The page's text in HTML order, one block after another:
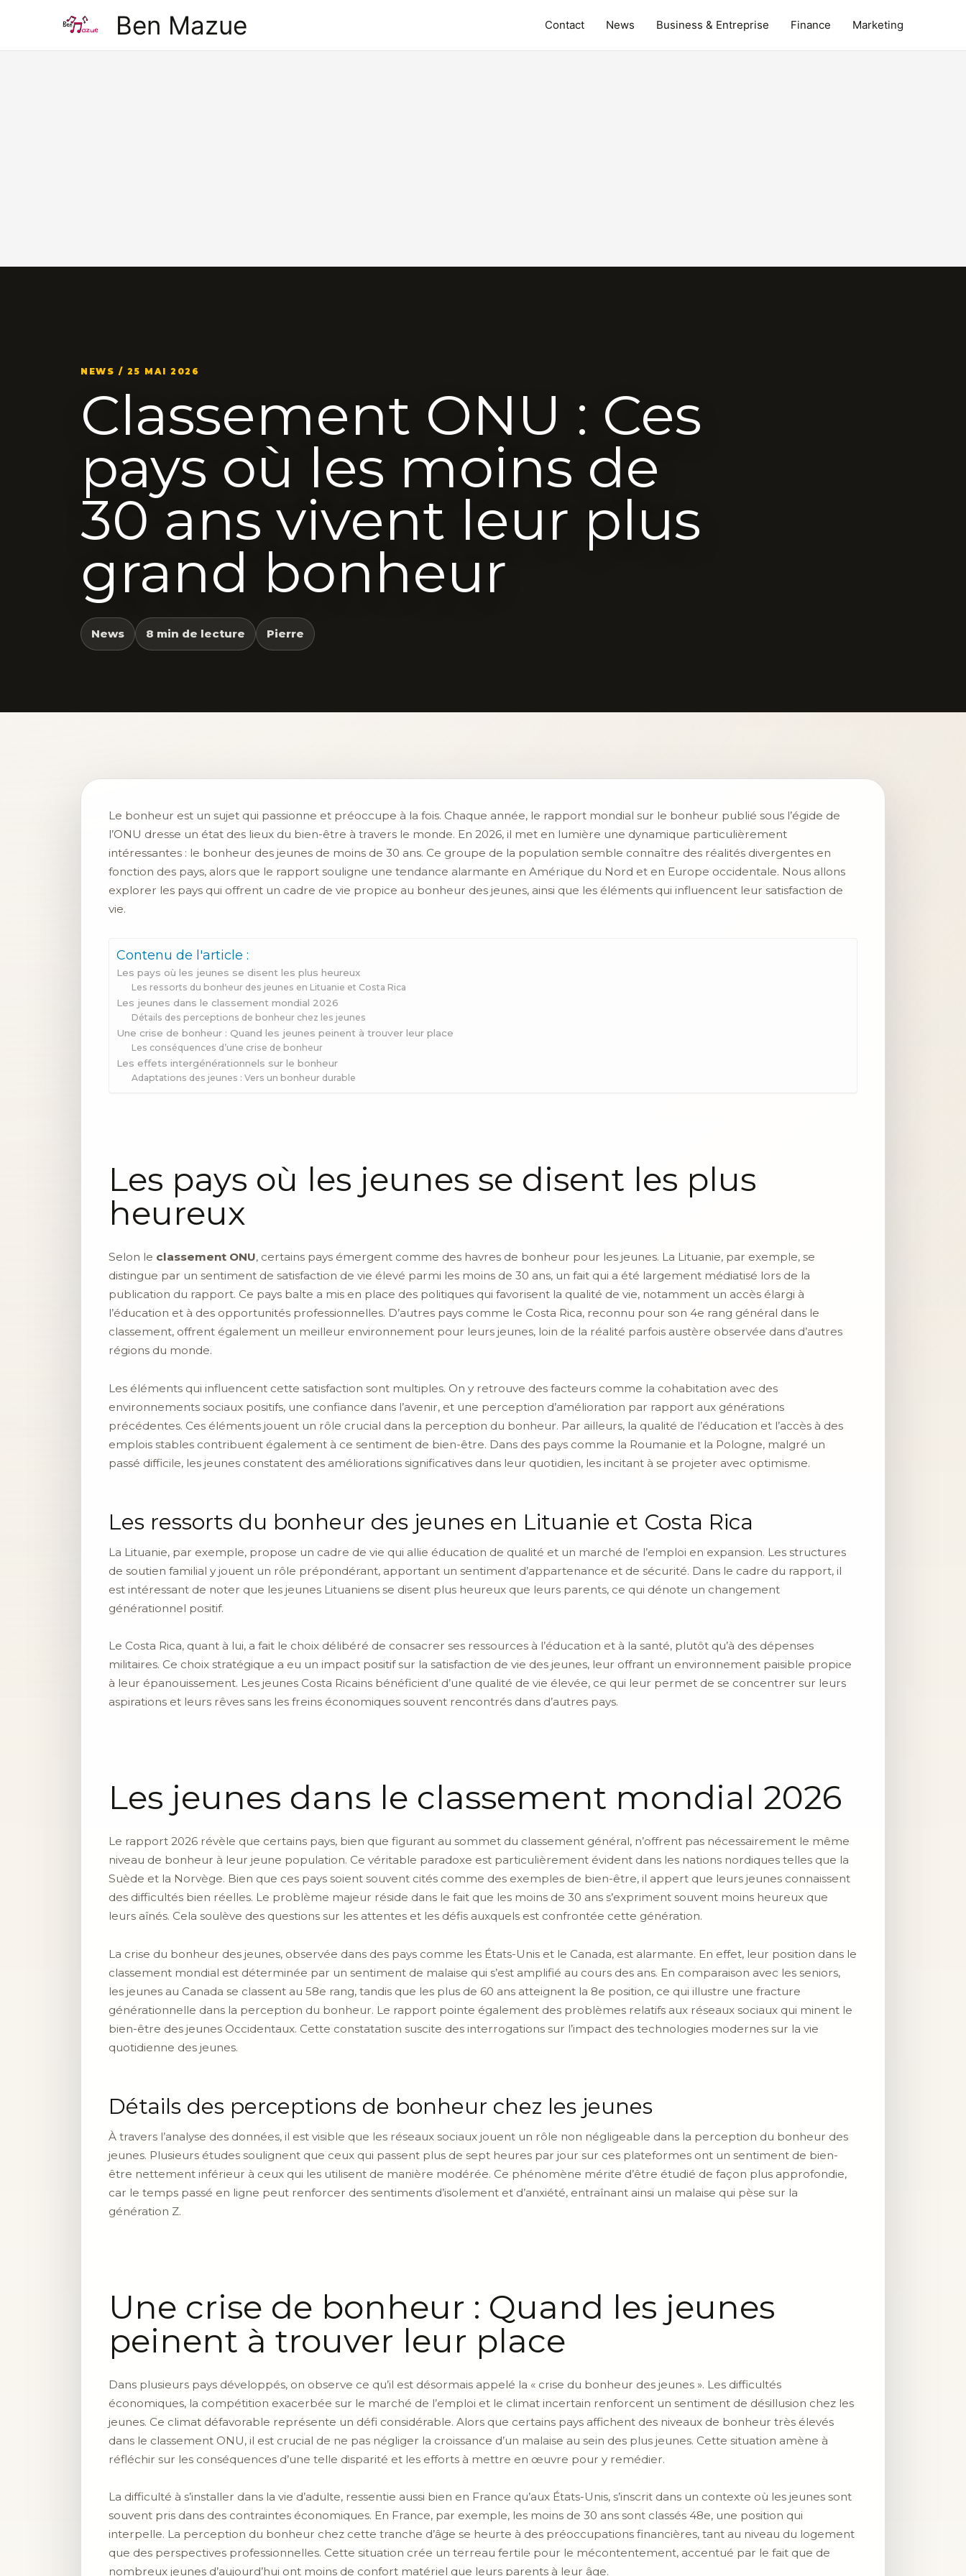
Ben Mazue Contact News Business & Entreprise Finance Marketing
NEWS / 25 MAI 2026
Classement ONU : Ces
pays où les moins de
30 ans vivent leur plus
grand bonheur
News 8 min de lecture Pierre
Le bonheur est un sujet qui passionne et préoccupe à la fois. Chaque année, le rapport mondial sur le bonheur publié sous l’égide de
l’ONU dresse un état des lieux du bien-être à travers le monde. En 2026, il met en lumière une dynamique particulièrement
intéressantes : le bonheur des jeunes de moins de 30 ans. Ce groupe de la population semble connaître des réalités divergentes en
fonction des pays, alors que le rapport souligne une tendance alarmante en Amérique du Nord et en Europe occidentale. Nous allons
explorer les pays qui offrent un cadre de vie propice au bonheur des jeunes, ainsi que les éléments qui influencent leur satisfaction de
vie.
Contenu de l'article :
Les pays où les jeunes se disent les plus heureux
Les ressorts du bonheur des jeunes en Lituanie et Costa Rica
Les jeunes dans le classement mondial 2026
Détails des perceptions de bonheur chez les jeunes
Une crise de bonheur : Quand les jeunes peinent à trouver leur place
Les conséquences d’une crise de bonheur
Les effets intergénérationnels sur le bonheur
Adaptations des jeunes : Vers un bonheur durable
Les pays où les jeunes se disent les plus
heureux
Selon le classement ONU, certains pays émergent comme des havres de bonheur pour les jeunes. La Lituanie, par exemple, se
distingue par un sentiment de satisfaction de vie élevé parmi les moins de 30 ans, un fait qui a été largement médiatisé lors de la
publication du rapport. Ce pays balte a mis en place des politiques qui favorisent la qualité de vie, notamment un accès élargi à
l’éducation et à des opportunités professionnelles. D’autres pays comme le Costa Rica, reconnu pour son 4e rang général dans le
classement, offrent également un meilleur environnement pour leurs jeunes, loin de la réalité parfois austère observée dans d’autres
régions du monde.
Les éléments qui influencent cette satisfaction sont multiples. On y retrouve des facteurs comme la cohabitation avec des
environnements sociaux positifs, une confiance dans l’avenir, et une perception d’amélioration par rapport aux générations
précédentes. Ces éléments jouent un rôle crucial dans la perception du bonheur. Par ailleurs, la qualité de l’éducation et l’accès à des
emplois stables contribuent également à ce sentiment de bien-être. Dans des pays comme la Roumanie et la Pologne, malgré un
passé difficile, les jeunes constatent des améliorations significatives dans leur quotidien, les incitant à se projeter avec optimisme.
Les ressorts du bonheur des jeunes en Lituanie et Costa Rica
La Lituanie, par exemple, propose un cadre de vie qui allie éducation de qualité et un marché de l’emploi en expansion. Les structures
de soutien familial y jouent un rôle prépondérant, apportant un sentiment d’appartenance et de sécurité. Dans le cadre du rapport, il
est intéressant de noter que les jeunes Lituaniens se disent plus heureux que leurs parents, ce qui dénote un changement
générationnel positif.
Le Costa Rica, quant à lui, a fait le choix délibéré de consacrer ses ressources à l’éducation et à la santé, plutôt qu’à des dépenses
militaires. Ce choix stratégique a eu un impact positif sur la satisfaction de vie des jeunes, leur offrant un environnement paisible propice
à leur épanouissement. Les jeunes Costa Ricains bénéficient d’une qualité de vie élevée, ce qui leur permet de se concentrer sur leurs
aspirations et leurs rêves sans les freins économiques souvent rencontrés dans d’autres pays.
Les jeunes dans le classement mondial 2026
Le rapport 2026 révèle que certains pays, bien que figurant au sommet du classement général, n’offrent pas nécessairement le même
niveau de bonheur à leur jeune population. Ce véritable paradoxe est particulièrement évident dans les nations nordiques telles que la
Suède et la Norvège. Bien que ces pays soient souvent cités comme des exemples de bien-être, il appert que leurs jeunes connaissent
des difficultés bien réelles. Le problème majeur réside dans le fait que les moins de 30 ans s’expriment souvent moins heureux que
leurs aînés. Cela soulève des questions sur les attentes et les défis auxquels est confrontée cette génération.
La crise du bonheur des jeunes, observée dans des pays comme les États-Unis et le Canada, est alarmante. En effet, leur position dans le
classement mondial est déterminée par un sentiment de malaise qui s’est amplifié au cours des ans. En comparaison avec les seniors,
les jeunes au Canada se classent au 58e rang, tandis que les plus de 60 ans atteignent la 8e position, ce qui illustre une fracture
générationnelle dans la perception du bonheur. Le rapport pointe également des problèmes relatifs aux réseaux sociaux qui minent le
bien-être des jeunes Occidentaux. Cette constatation suscite des interrogations sur l’impact des technologies modernes sur la vie
quotidienne des jeunes.
Détails des perceptions de bonheur chez les jeunes
À travers l’analyse des données, il est visible que les réseaux sociaux jouent un rôle non négligeable dans la perception du bonheur des
jeunes. Plusieurs études soulignent que ceux qui passent plus de sept heures par jour sur ces plateformes ont un sentiment de bien-
être nettement inférieur à ceux qui les utilisent de manière modérée. Ce phénomène mérite d’être étudié de façon plus approfondie,
car le temps passé en ligne peut renforcer des sentiments d’isolement et d’anxiété, entraînant ainsi un malaise qui pèse sur la
génération Z.
Une crise de bonheur : Quand les jeunes
peinent à trouver leur place
Dans plusieurs pays développés, on observe ce qu’il est désormais appelé la « crise du bonheur des jeunes ». Les difficultés
économiques, la compétition exacerbée sur le marché de l’emploi et le climat incertain renforcent un sentiment de désillusion chez les
jeunes. Ce climat défavorable représente un défi considérable. Alors que certains pays affichent des niveaux de bonheur très élevés
dans le classement ONU, il est crucial de ne pas négliger la croissance d’un malaise au sein des plus jeunes. Cette situation amène à
réfléchir sur les conséquences d’une telle disparité et les efforts à mettre en œuvre pour y remédier.
La difficulté à s’installer dans la vie d’adulte, ressentie aussi bien en France qu’aux États-Unis, s’inscrit dans un contexte où les jeunes sont
souvent pris dans des contraintes économiques. En France, par exemple, les moins de 30 ans sont classés 48e, une position qui
interpelle. La perception du bonheur chez cette tranche d’âge se heurte à des préoccupations financières, tant au niveau du logement
que des perspectives professionnelles. Cette situation crée un terreau fertile pour le mécontentement, accentué par le fait que de
nombreux jeunes d’aujourd’hui ont moins de confort matériel que leurs parents à leur âge.